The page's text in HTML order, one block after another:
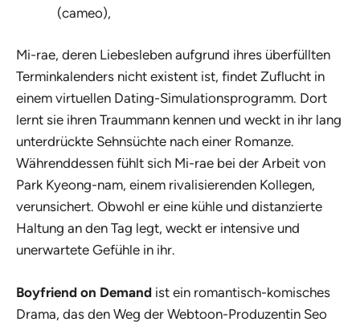
(cameo),
Mi-rae, deren Liebesleben aufgrund ihres überfüllten
Terminkalenders nicht existent ist, findet Zuflucht in
einem virtuellen Dating-Simulationsprogramm. Dort
lernt sie ihren Traummann kennen und weckt in ihr lang
unterdrückte Sehnsüchte nach einer Romanze.
Währenddessen fühlt sich Mi-rae bei der Arbeit von
Park Kyeong-nam, einem rivalisierenden Kollegen,
verunsichert. Obwohl er eine kühle und distanzierte
Haltung an den Tag legt, weckt er intensive und
unerwartete Gefühle in ihr.
Boyfriend on Demand ist ein romantisch-komisches
Drama, das den Weg der Webtoon-Produzentin Seo